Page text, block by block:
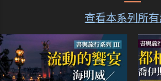
查看本系列所